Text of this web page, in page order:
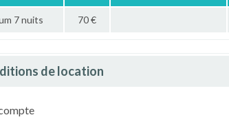
7 nuits 70 €
de location